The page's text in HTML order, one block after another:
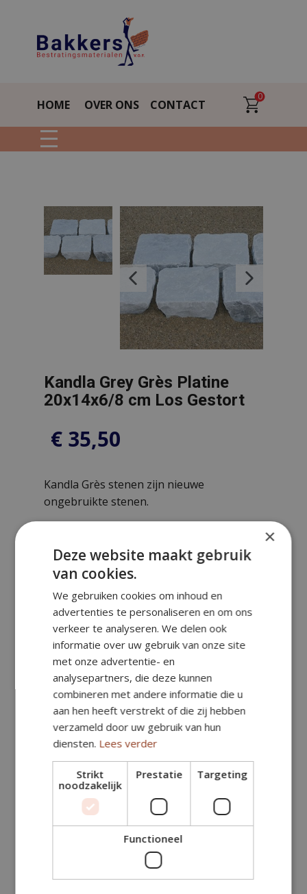
HOME CONTACT
OVER ONS
0
Kandla Grey Grès Platine
20x14x6/8 cm Los Gestort
€ 35,50
Kandla Grès stenen zijn nieuwe
ongebruikte stenen.
Aantal m²:
Specificatie (in subtotaal, excl. btw):
Toeslagen (excl. btw) €
btw)
€144,00
Deze kosten zitten al in het subtotaal hierboven.
Totaal (excl. btw) €179,50
×
Deze website maakt gebruik
van cookies.
We gebruiken cookies om inhoud en
advertenties te personaliseren en om ons
verkeer te analyseren. We delen ook
informatie over uw gebruik van onze site
met onze advertentie- en
analysepartners, die deze kunnen
combineren met andere informatie die u
aan hen heeft verstrekt of die zij hebben
verzameld door uw gebruik van hun
diensten. Lees verder
Strikt
noodzakelijk
Prestatie Targeting
Functioneel